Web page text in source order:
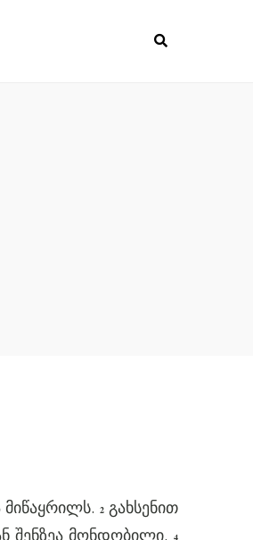
მიწაყრილს. 2 გახსენით
4